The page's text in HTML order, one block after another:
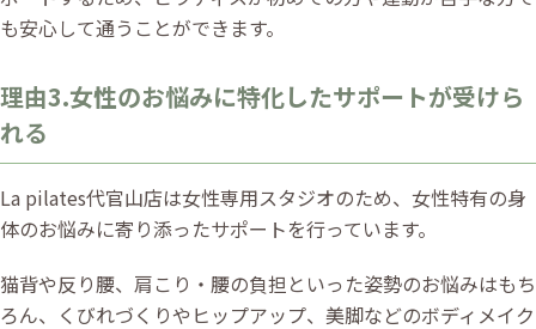
も安心して通うことができます。
理由3.女性のお悩みに特化したサポートが受けら
れる
La pilates代官山店は女性専用スタジオのため、女性特有の身
体のお悩みに寄り添ったサポートを行っています。
猫背や反り腰、肩こり・腰の負担といった姿勢のお悩みはもち
ろん、くびれづくりやヒップアップ、美脚などのボディメイク